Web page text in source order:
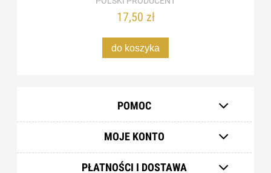
17,50 zł
do koszyka
POMOC
MOJE KONTO
PŁATNOŚCI I DOSTAWA